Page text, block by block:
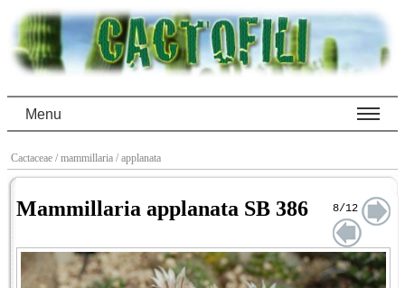
Menu
Cactaceae / mammillaria / applanata
Mammillaria applanata SB 386 8/12